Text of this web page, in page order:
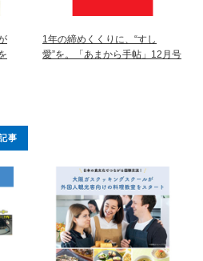
1年の締めくくりに、“すし
愛”を。「あまから手帖」12月号
事